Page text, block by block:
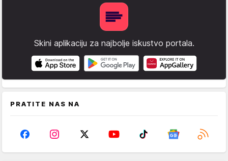
Skini aplikaciju za najbolje iskustvo portala.
PRATITE NAS NA